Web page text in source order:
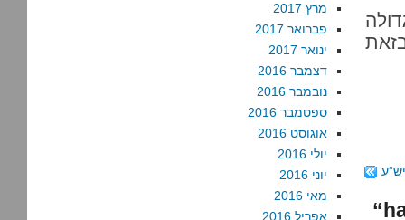
מרץ 2017
פברואר 2017
ינואר 2017
דצמבר 2016
נובמבר 2016
ספטמבר 2016
אוגוסט 2016
יולי 2016
יוני 2016
מאי 2016
אפריל 2016